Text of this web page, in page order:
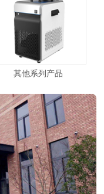
其他系列产品